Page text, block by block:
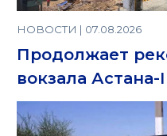
НОВОСТИ | 07.08.2026
Продолжает
вокзала Астана-I